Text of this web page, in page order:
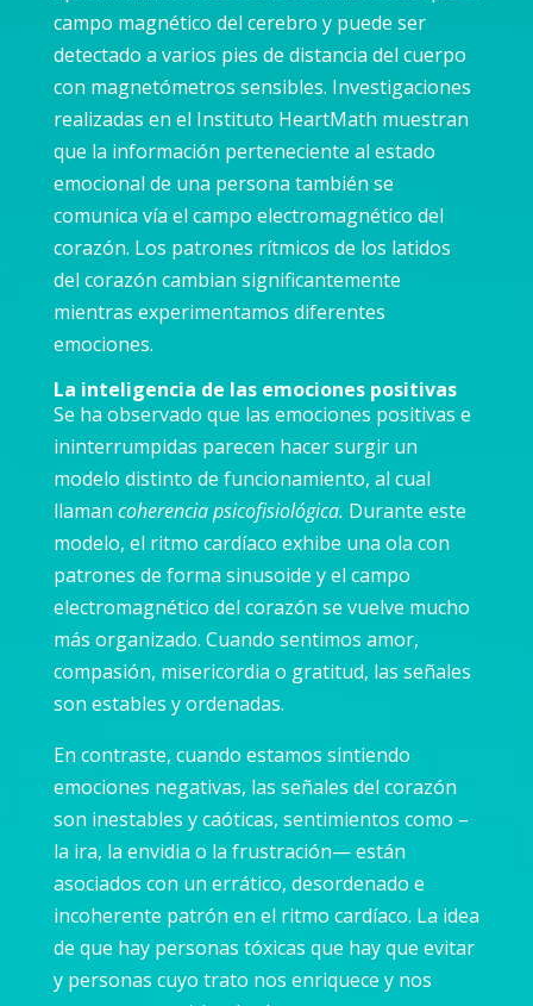
campo magnético del cerebro y puede ser
detectado a varios pies de distancia del cuerpo
con magnetómetros sensibles. Investigaciones
realizadas en el Instituto HeartMath muestran
que la información perteneciente al estado
emocional de una persona también se
comunica vía el campo electromagnético del
corazón. Los patrones rítmicos de los latidos
del corazón cambian significantemente
mientras experimentamos diferentes
emociones.
La inteligencia de las emociones positivas
Se ha observado que las emociones positivas e
ininterrumpidas parecen hacer surgir un
modelo distinto de funcionamiento, al cual
llaman coherencia psicofisiológica. Durante este
modelo, el ritmo cardíaco exhibe una ola con
patrones de forma sinusoide y el campo
electromagnético del corazón se vuelve mucho
más organizado. Cuando sentimos amor,
compasión, misericordia o gratitud, las señales
son estables y ordenadas.
En contraste, cuando estamos sintiendo
emociones negativas, las señales del corazón
son inestables y caóticas, sentimientos como –
la ira, la envidia o la frustración— están
asociados con un errático, desordenado e
incoherente patrón en el ritmo cardíaco. La idea
de que hay personas tóxicas que hay que evitar
y personas cuyo trato nos enriquece y nos